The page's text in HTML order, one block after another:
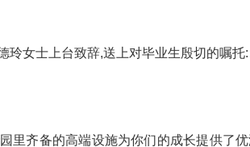
玲女士上台致辞,送上对毕业生殷切的嘱托:
里齐备的高端设施为你们的成长提供了